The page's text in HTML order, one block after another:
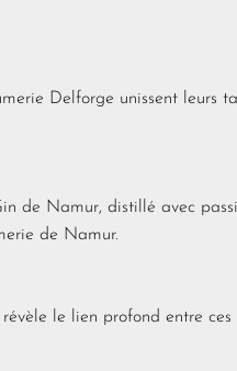
Delforge unissent leurs
de Namur, distillé avec
de Namur.
le lien profond entre